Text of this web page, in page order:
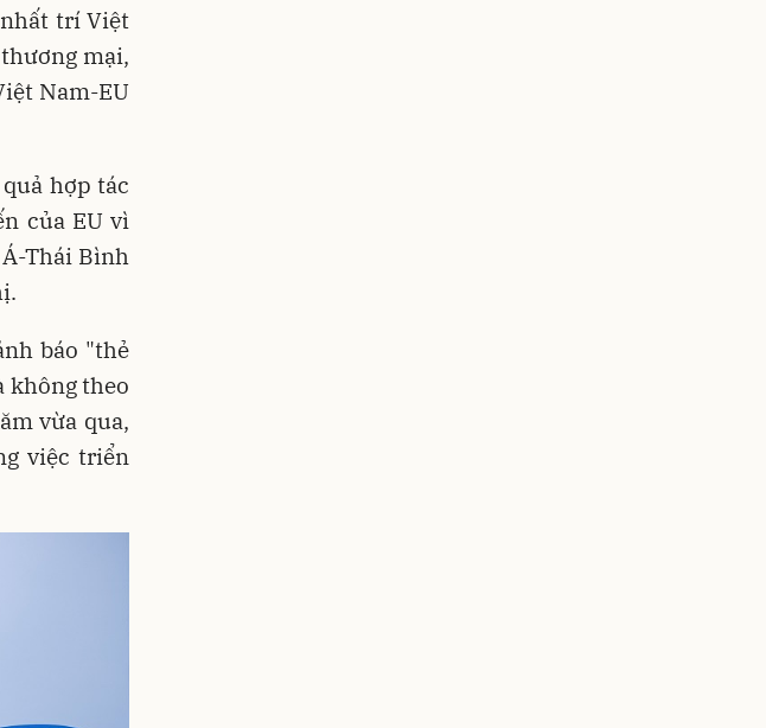
trí Việt
mại,
Nam-EU
hợp tác
của EU vì
Thái Bình
báo "thẻ
không theo
vừa qua,
việc triển